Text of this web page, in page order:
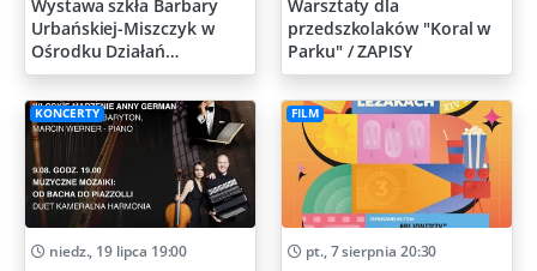
Wystawa szkła Barbary
Urbańskiej-Miszczyk w
Ośrodku Działań
Artystycznych
Warsztaty dla
przedszkolaków "Koral w
Parku" / ZAPISY
KONCERTY
niedz., 19 lipca 19:00
FILM
pt., 7 sierpnia 20:30